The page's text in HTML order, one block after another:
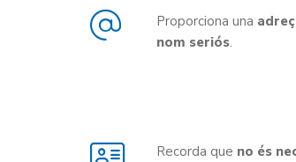
Proporciona una
nom seriós.
Recorda que no és